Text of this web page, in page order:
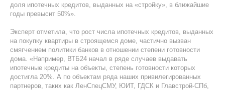
доля ипотечных кредитов, выданных на «стройку», в ближайшие
годы превысит 50%».
Эксперт отметила, что рост числа ипотечных кредитов, выданных
на покупку квартиры в строящемся доме, частично вызван
смягчением политики банков в отношении степени готовности
дома. «Например, ВТБ24 начал в ряде случаев выдавать
ипотечные кредиты на объекты, степень готовности которых
достигла 20%. А по объектам ряда наших привилегированных
партнеров, таких как ЛенСпецСМУ, ЮИТ, ГДСК и Главстрой-СПб,